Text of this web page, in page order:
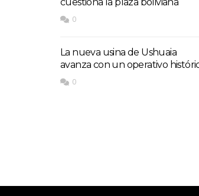
0
La nueva usina de Ushuaia
avanza con un operativo
0